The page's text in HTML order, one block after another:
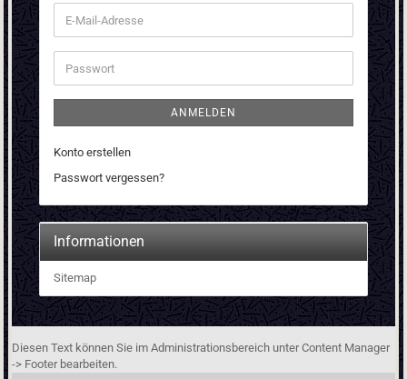
E-
Mail-
Adresse
Passwort
ANMELDEN
Konto erstellen
Passwort vergessen?
Informationen
Sitemap
Diesen Text können Sie im Administrationsbereich unter Content Manager
-> Footer bearbeiten.